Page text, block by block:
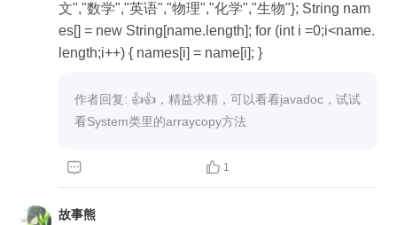
文","数学","英语","物理","化学","生物"}; String nam
es[] = new String[name.length]; for (int i =0;i<name.
length;i++) { names[i] = name[i]; }
作者回复: 👍👍，精益求精，可以看看javadoc，试试
看System类里的arraycopy方法
  1
故事熊